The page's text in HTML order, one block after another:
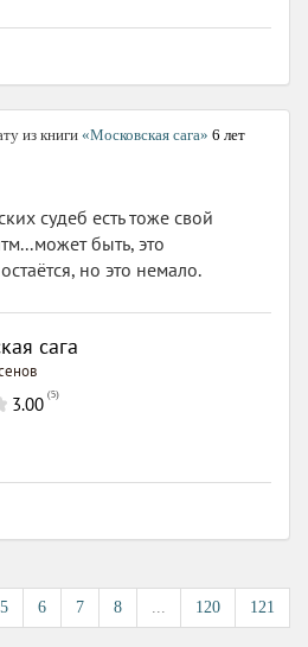
из книги «Московская сага» 6 лет
судеб есть тоже свой
быть, это
но это немало.
сага
3.00 (5)
5 6 7 8 ... 120 121